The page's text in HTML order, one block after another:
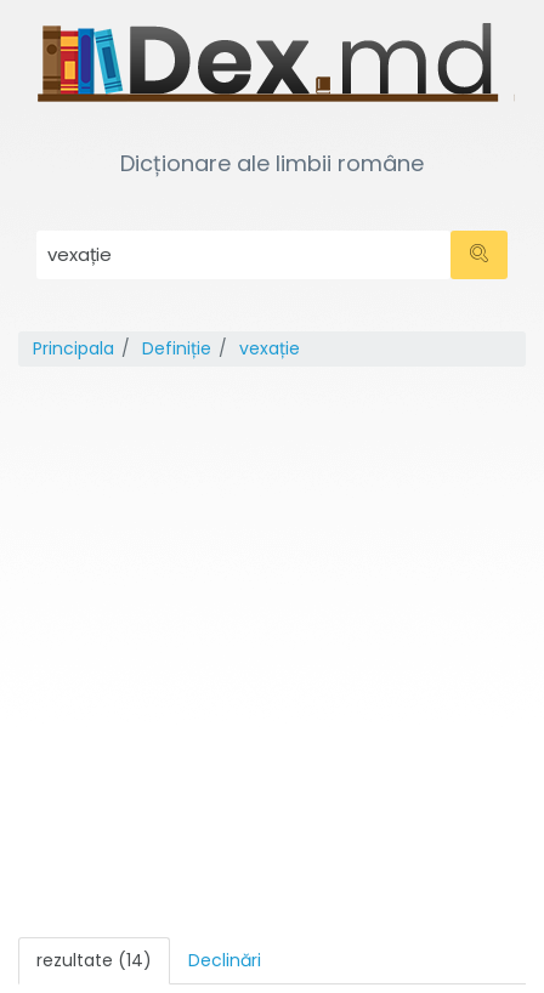
Dicționare ale limbii române
Principala Definiție vexație
rezultate (14) Declinări